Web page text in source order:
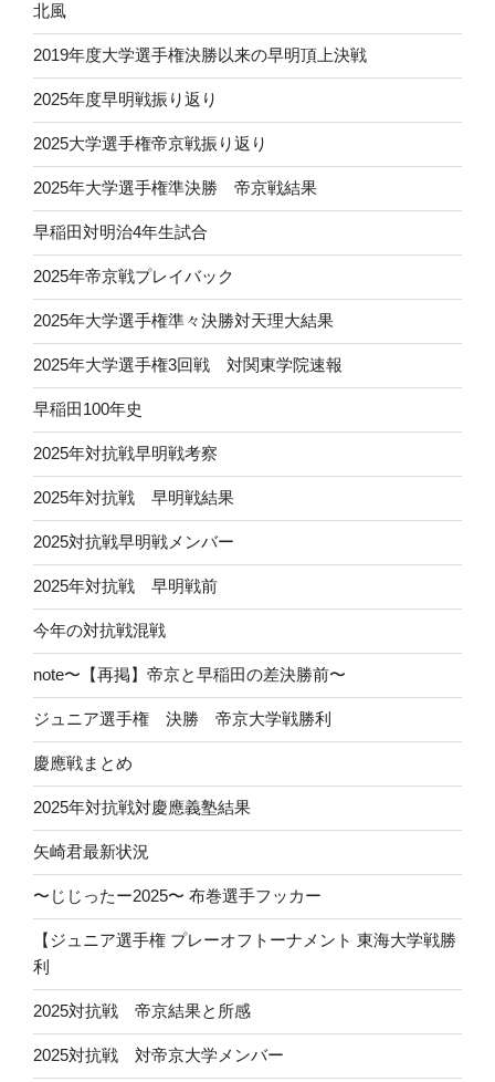
北風
2019年度大学選手権決勝以来の早明頂上決戦
2025年度早明戦振り返り
2025大学選手権帝京戦振り返り
2025年大学選手権準決勝 帝京戦結果
早稲田対明治4年生試合
2025年帝京戦プレイバック
2025年大学選手権準々決勝対天理大結果
2025年大学選手権3回戦 対関東学院速報
早稲田100年史
2025年対抗戦早明戦考察
2025年対抗戦 早明戦結果
2025対抗戦早明戦メンバー
2025年対抗戦 早明戦前
今年の対抗戦混戦
note〜【再掲】帝京と早稲田の差決勝前〜
ジュニア選手権 決勝 帝京大学戦勝利
慶應戦まとめ
2025年対抗戦対慶應義塾結果
矢崎君最新状況
〜じじったー2025〜 布巻選手フッカー
【ジュニア選手権 プレーオフトーナメント 東海大学戦勝
利
2025対抗戦 帝京結果と所感
2025対抗戦 対帝京大学メンバー